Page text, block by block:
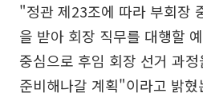
"정관 제23조에 따라 부회장
을 받아 회장 직무를 대행할
중심으로 후임 회장 선거 과
준비해나갈 계획"이라고 밝혔